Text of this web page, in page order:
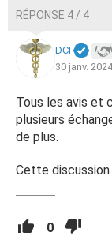
RÉPONSE 4 / 4
DCI
30 janv.
Tous les avis et
plusieurs
de plus.
Cette
0